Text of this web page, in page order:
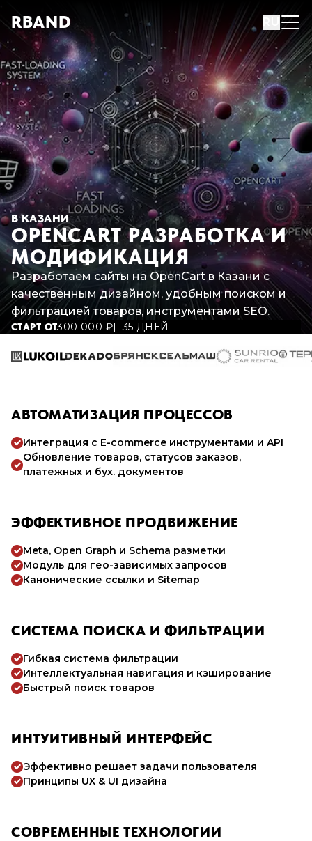
RBAND
OPENCART РАЗРАБОТКА И
МОДИФИКАЦИЯ
В КАЗАНИ
Разработаем сайты на OpenCart в Казани с
качественным дизайном, удобным поиском и
фильтрацией товаров, инструментами SEO.
СТАРТ ОТ300 000 ₽ 35 ДНЕЙ
АВТОМАТИЗАЦИЯ ПРОЦЕССОВ
Интеграция с E-commerce инструментами и API
Обновление товаров, статусов заказов,
платежных и бух. документов
ЭФФЕКТИВНОЕ ПРОДВИЖЕНИЕ
Meta, Open Graph и Schema разметки
Модуль для гео-зависимых запросов
Канонические ссылки и Sitemap
СИСТЕМА ПОИСКА И ФИЛЬТРАЦИИ
Гибкая система фильтрации
Интеллектуальная навигация и кэширование
Быстрый поиск товаров
ИНТУИТИВНЫЙ ИНТЕРФЕЙС
Эффективно решает задачи пользователя
Принципы UX & UI дизайна
СОВРЕМЕННЫЕ ТЕХНОЛОГИИ